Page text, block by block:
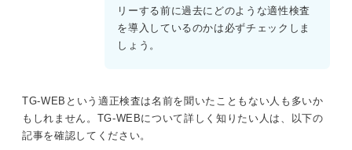
リーする前に過去にどのような適性検査
を導入しているのかは必ずチェックしま
しょう。
TG-WEBという適正検査は名前を聞いたこともない人も多いか
もしれません。TG-WEBについて詳しく知りたい人は、以下の
記事を確認してください。